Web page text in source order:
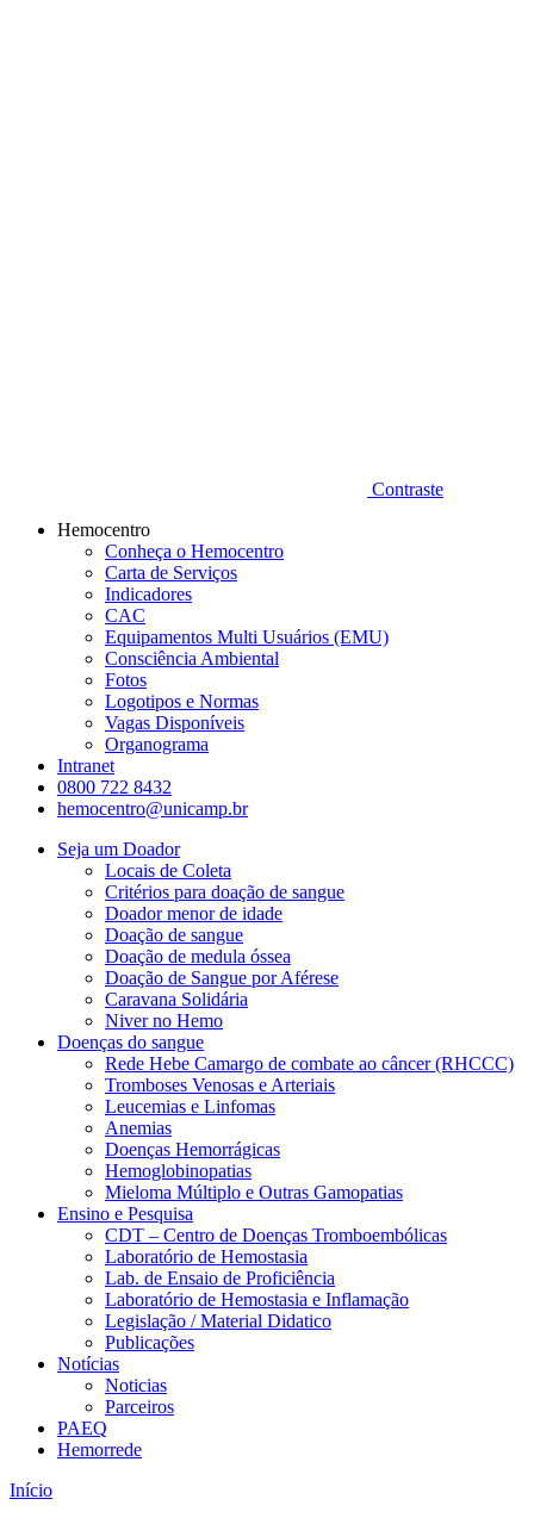
Contraste
Hemocentro
Conheça o Hemocentro
Carta de Serviços
Indicadores
CAC
Equipamentos Multi Usuários (EMU)
Consciência Ambiental
Fotos
Logotipos e Normas
Vagas Disponíveis
Organograma
Intranet
0800 722 8432
hemocentro@unicamp.br
Seja um Doador
Locais de Coleta
Critérios para doação de sangue
Doador menor de idade
Doação de sangue
Doação de medula óssea
Doação de Sangue por Aférese
Caravana Solidária
Niver no Hemo
Doenças do sangue
Rede Hebe Camargo de combate ao câncer (RHCCC)
Tromboses Venosas e Arteriais
Leucemias e Linfomas
Anemias
Doenças Hemorrágicas
Hemoglobinopatias
Mieloma Múltiplo e Outras Gamopatias
Ensino e Pesquisa
CDT – Centro de Doenças Tromboembólicas
Laboratório de Hemostasia
Lab. de Ensaio de Proficiência
Laboratório de Hemostasia e Inflamação
Legislação / Material Didatico
Publicações
Notícias
Noticias
Parceiros
PAEQ
Hemorrede
Início